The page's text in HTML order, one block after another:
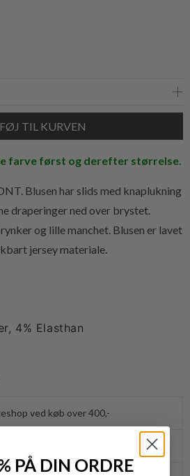
farve først og derefter størrelse.
Blusen har slids med knaplukning
draperinger ned over brystet.
og lille manchet. Blusen er lavet
jersey materiale.
4% Elasthan
ved køb over 400,-
PÅ DIN ORDRE